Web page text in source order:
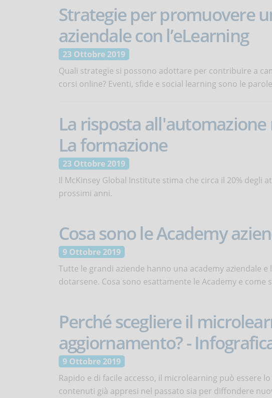
Strategie per promuovere
aziendale con l’eLearning
23 Ottobre 2019
Quali strategie si possono adottare per contribuire a
corsi online? Eventi, sfide e social learning sono le
La risposta
La formazione
23 Ottobre 2019
Il McKinsey Global Institute stima che circa il 20%
prossimi anni.
Cosa sono le Academy
9 Ottobre 2019
Tutte le grandi aziende hanno una academy aziendale
dotarsene. Cosa sono esattamente le Academy e come
Perché scegliere il
aggiornamento? -
9 Ottobre 2019
Rapido e di facile accesso, il microlearning può essere
contenuti già appresi nel passato sia per diffondere